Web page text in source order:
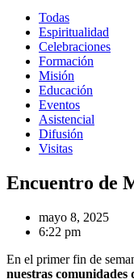
Todas
Espiritualidad
Celebraciones
Formación
Misión
Educación
Eventos
Asistencial
Difusión
Visitas
Encuentro de
mayo 8, 2025
6:22 pm
En el primer fin de
nuestras